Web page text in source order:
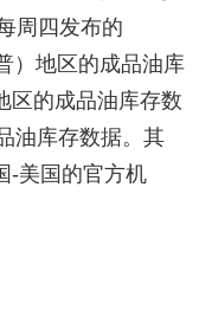
周四发布的
）地区的成品油库
区的成品油库存数
油库存数据。其
-美国的官方机